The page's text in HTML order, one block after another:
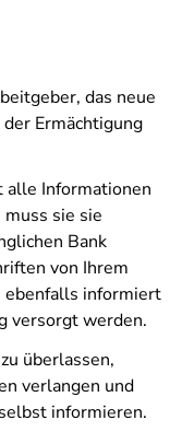
das neue
Ermächtigung
alle Informationen
sie sie
Bank
von Ihrem
ebenfalls informiert
versorgt werden.
überlassen,
verlangen und
informieren.